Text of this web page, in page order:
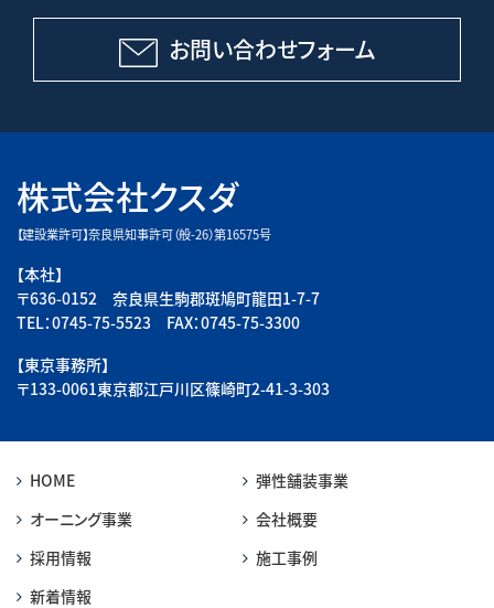
お問い合わせフォーム
株式会社クスダ
【建設業許可】奈良県知事許可（般-26）第16575号
【本社】
〒636-0152 奈良県生駒郡斑鳩町龍田1-7-7
TEL：0745-75-5523 FAX：0745-75-3300
【東京事務所】
〒133-0061東京都江戸川区篠崎町2-41-3-303
HOME
弾性舗装事業
オーニング事業
会社概要
採用情報
施工事例
新着情報